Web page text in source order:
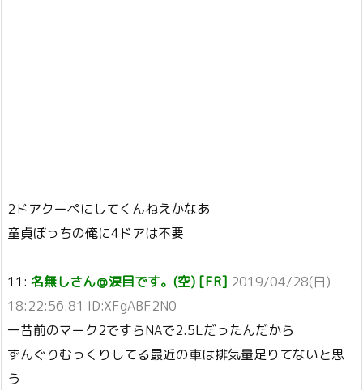
2ドアクーペにしてくんねえかなあ
童貞ぼっちの俺に4ドアは不要
11: 名無しさん＠涙目です。(空) [FR] 2019/04/28(日)
18:22:56.81 ID:XFgABF2N0
一昔前のマーク2ですらNAで2.5Lだったんだから
ずんぐりむっくりしてる最近の車は排気量足りてないと思
う